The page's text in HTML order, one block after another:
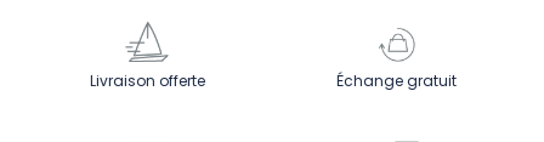
Livraison offerte Échange gratuit